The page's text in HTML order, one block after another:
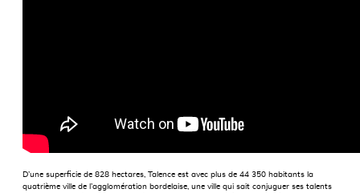
D’une superficie de 828 hectares, Talence est avec plus de 44 350 habitants la
quatrième ville de l’agglomération bordelaise, une ville qui sait conjuguer ses talents